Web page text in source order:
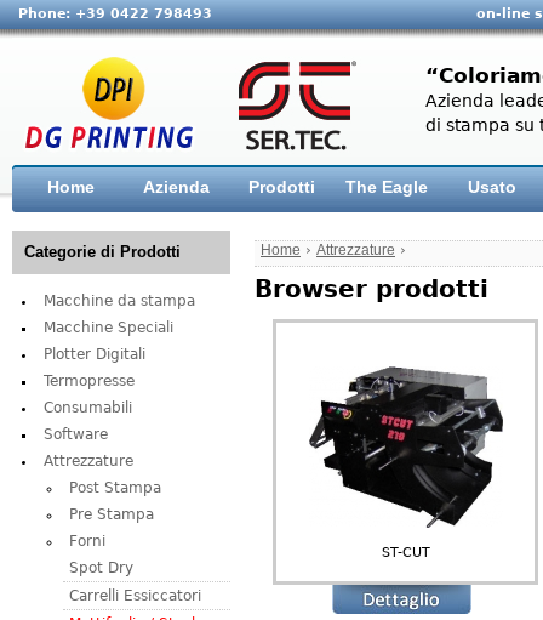
Phone: +39 0422 798493 on-line
Azienda
di stampa su
Home Azienda Prodotti The Eagle Usato
Categorie di Prodotti
Macchine da stampa
Macchine Speciali
Plotter Digitali
Termopresse
Consumabili
Software
Attrezzature
Post Stampa
Pre Stampa
Forni
Spot Dry
Carrelli Essiccatori
Home › Attrezzature ›
Browser prodotti
ST-CUT